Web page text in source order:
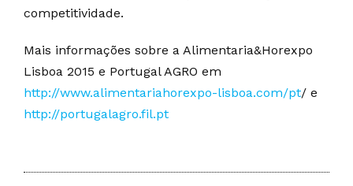
competitividade.
Mais informações sobre a Alimentaria&Horexpo
Lisboa 2015 e Portugal AGRO em
http://www.alimentariahorexpo-lisboa.com/pt/ e
http://portugalagro.fil.pt